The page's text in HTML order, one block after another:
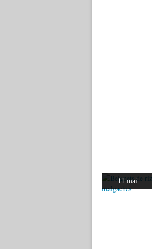
11 mai